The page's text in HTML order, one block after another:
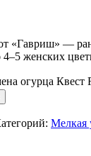
«Гавриш» —
женских
огурца
Мелкая